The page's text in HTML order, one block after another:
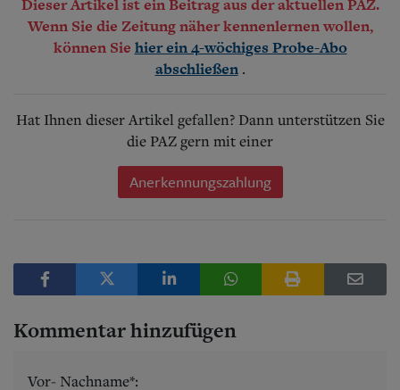
Wenn Sie die Zeitung näher kennenlernen wollen,
können Sie hier ein 4-wöchiges Probe-Abo
abschließen .
Hat Ihnen dieser Artikel gefallen? Dann unterstützen Sie
die PAZ gern mit einer
Anerkennungszahlung
Kommentar hinzufügen
Vor- Nachname*: